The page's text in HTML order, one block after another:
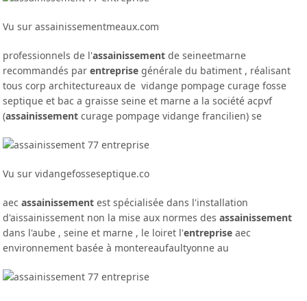
Vu sur assainissementmeaux.com
professionnels de l'assainissement de seineetmarne
recommandés parentreprise générale du batiment , réalisant
tous corp architectureaux de vidange pompage curage fosse
septique et bac a graisse seine et marne a la société acpvf
(assainissement curage pompage vidange francilien) se
Vu sur vidangefosseseptique.co
aecassainissement est spécialisée dans l'installation
d'aissainissement non la mise aux normes desassainissement
dans l'aube , seine et marne , le loiret l'entreprise aec
environnement basée à montereaufaultyonne au